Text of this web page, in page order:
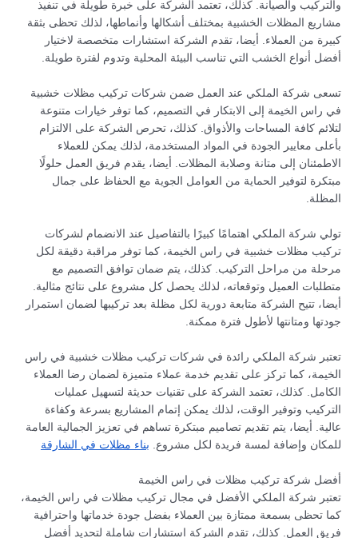
والتركيب والصيانة. كذلك، تعتمد الشركة على خبرة طويلة في تنفيذ
مشاريع المظلات الخشبية بمختلف أشكالها وأنماطها، لذلك تحظى بثقة
كبيرة من العملاء. أيضا، تقدم الشركة استشارات متخصصة لاختيار
أفضل أنواع الخشب التي تناسب البيئة المحلية وتدوم لفترة طويلة.
تسعى شركة الملكي عند العمل ضمن شركات تركيب مظلات خشبية
في راس الخيمة إلى الابتكار في التصميم، كما توفر خيارات متنوعة
لتلائم كافة المساحات والأذواق. كذلك، تحرص الشركة على الالتزام
بأعلى معايير الجودة في المواد المستخدمة، لذلك يمكن للعملاء
الاطمئنان إلى متانة وصلابة المظلات. أيضا، يقدم فريق العمل حلولًا
مبتكرة لتوفير الحماية من العوامل الجوية مع الحفاظ على جمال
المظلة.
تولي شركة الملكي اهتمامًا كبيرًا بالتفاصيل عند الانضمام لشركات
تركيب مظلات خشبية في راس الخيمة، كما توفر مراقبة دقيقة لكل
مرحلة من مراحل التركيب. كذلك، يتم ضمان توافق التصميم مع
متطلبات العميل وتوقعاته، لذلك يحصل كل مشروع على نتائج مثالية.
أيضا، تتيح الشركة متابعة دورية لكل مظلة بعد تركيبها لضمان استمرار
جودتها ومتانتها لأطول فترة ممكنة.
تعتبر شركة الملكي رائدة في شركات تركيب مظلات خشبية في راس
الخيمة، كما تركز على تقديم خدمة عملاء متميزة لضمان رضا العملاء
الكامل. كذلك، تعتمد الشركة على تقنيات حديثة لتسهيل عمليات
التركيب وتوفير الوقت، لذلك يمكن إتمام المشاريع بسرعة وكفاءة
عالية. أيضا، يتم تقديم تصاميم مبتكرة تساهم في تعزيز الجمالية العامة
للمكان وإضافة لمسة فريدة لكل مشروع. بناء مظلات في الشارقة
أفضل شركة تركيب مظلات في راس الخيمة
تعتبر شركة الملكي الأفضل في مجال تركيب مظلات في راس الخيمة،
كما تحظى بسمعة ممتازة بين العملاء بفضل جودة خدماتها واحترافية
فريق العمل. كذلك، تقدم الشركة استشارات شاملة لتحديد أفضل